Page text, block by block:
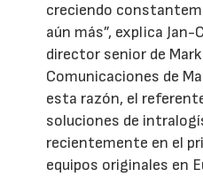
creciendo
aún más”, explica
director senior de
Comunicaciones de
esta razón, el
soluciones de
recientemente en el
equipos originales en